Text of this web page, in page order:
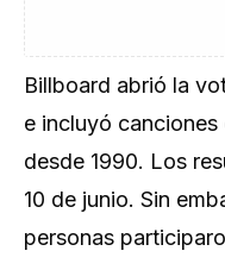
Billboard abrió la
e incluyó
desde 1990. Los
10 de junio. Sin
personas